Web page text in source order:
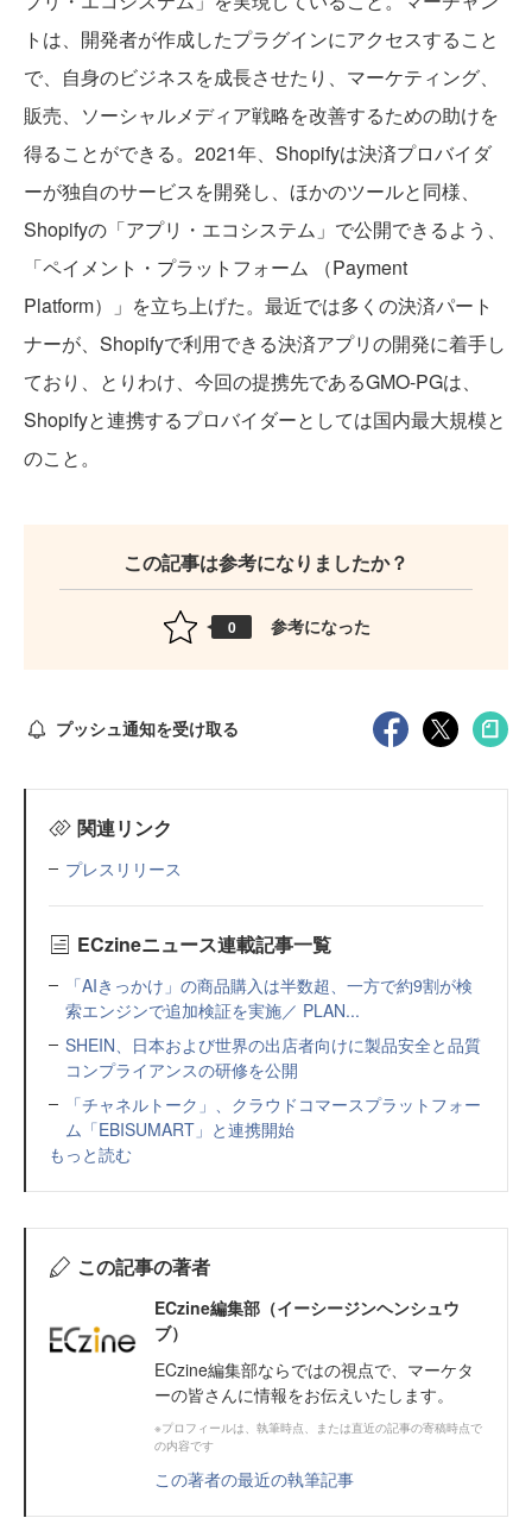
トは、開発者が作成したプラグインにアクセスすること
で、自身のビジネスを成長させたり、マーケティング、
販売、ソーシャルメディア戦略を改善するための助けを
得ることができる。2021年、Shopifyは決済プロバイダ
ーが独自のサービスを開発し、ほかのツールと同様、
Shopifyの「アプリ・エコシステム」で公開できるよう、
「ペイメント・プラットフォーム （Payment
Platform）」を立ち上げた。最近では多くの決済パート
ナーが、Shopifyで利用できる決済アプリの開発に着手し
ており、とりわけ、今回の提携先であるGMO-PGは、
Shopifyと連携するプロバイダーとしては国内最大規模と
のこと。
この記事は参考になりましたか？
0 参考になった
プッシュ通知を受け取る
関連リンク
プレスリリース
ECzineニュース連載記事一覧
「AIきっかけ」の商品購入は半数超、一方で約9割が検
索エンジンで追加検証を実施／ PLAN...
SHEIN、日本および世界の出店者向けに製品安全と品質
コンプライアンスの研修を公開
「チャネルトーク」、クラウドコマースプラットフォー
ム「EBISUMART」と連携開始
もっと読む
この記事の著者
ECzine編集部（イーシージンヘンシュウ
ブ）
ECzine編集部ならではの視点で、マーケタ
ーの皆さんに情報をお伝えいたします。
※プロフィールは、執筆時点、または直近の記事の寄稿時点で
の内容です
この著者の最近の執筆記事